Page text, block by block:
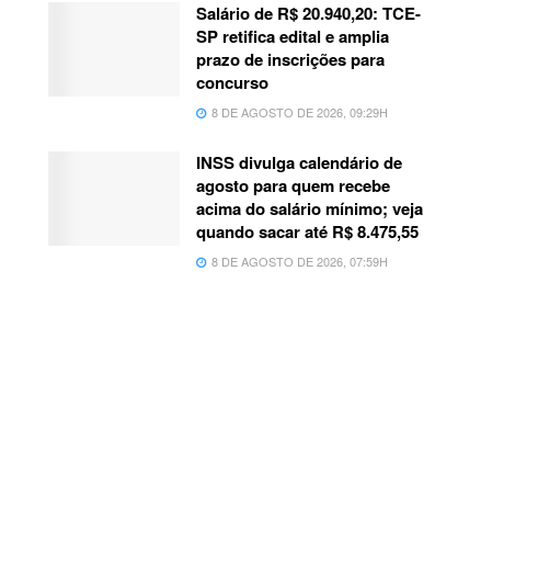
Salário de R$ 20.940,20: TCE-
SP retifica edital e amplia
prazo de inscrições para
concurso
8 DE AGOSTO DE 2026, 09:29H
INSS divulga calendário de
agosto para quem recebe
acima do salário mínimo; veja
quando sacar até R$ 8.475,55
8 DE AGOSTO DE 2026, 07:59H